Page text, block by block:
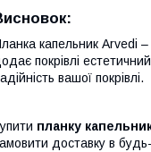
капельник Arvedi –
покрівлі
вашої покрівлі.
планку
доставку в